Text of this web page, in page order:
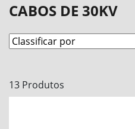
CABOS DE 30KV
13 Produtos